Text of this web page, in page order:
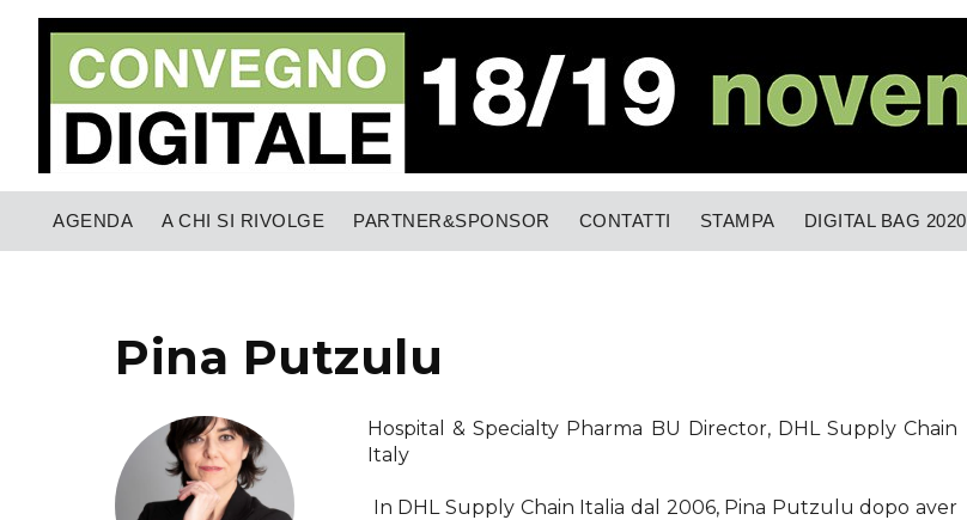
AGENDA A CHI SI RIVOLGE PARTNER&SPONSOR CONTATTI STAMPA DIGITAL BAG 2020
Pina Putzulu
Hospital & Specialty Pharma BU Director, DHL Supply Chain
Italy
In DHL Supply Chain Italia dal 2006, Pina Putzulu dopo aver